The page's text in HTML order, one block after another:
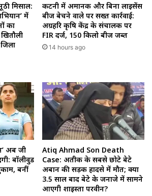
मिसाल:
में
का
कटनी में अमानक और बिना लाइसेंस
बीज बेचने वाले पर सख्त कार्रवाई:
अग्रहरि कृषि केंद्र के संचालक पर
FIR दर्ज, 150 किलो बीज जब्त
14 hours ago
अब जी
बॉलीवुड
बनीं
Atiq Ahmad Son Death
Case: अतीक के सबसे छोटे बेटे
अबान की सड़क हादसे में मौत; क्या
3.5 साल बाद बेटे के जनाजे में सामने
आएगी शाइस्ता परवीन?